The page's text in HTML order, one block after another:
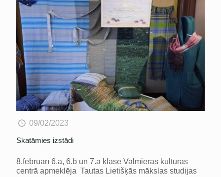
09/02/2023
Skatāmies izstādi
8.februārī 6.a, 6.b un 7.a klase Valmieras kultūras
centrā apmeklēja Tautas Lietišķās mākslas studijas